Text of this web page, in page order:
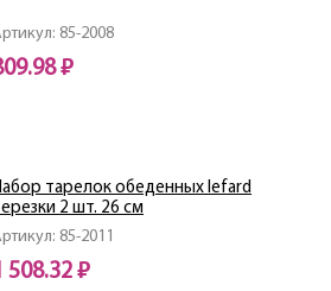
85-2008
₽
85-2011
тарелок обеденных lefard
2 шт. 26 см
508.32 ₽